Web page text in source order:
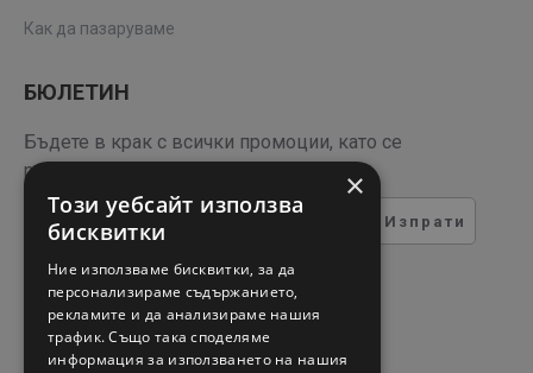
Как да пазаруваме
БЮЛЕТИН
Бъдете в крак с всички промоции, като се
регистрирате за нашия бюлетин
Изпрати
ТЕСТ ЗА СИГУРНОСТ
Въведете кода в полето
отдолу
×
Този уебсайт използва
бисквитки
Ние използваме бисквитки, за да
персонализираме съдържанието,
рекламите и да анализираме нашия
трафик. Също така споделяме
информация за използването на нашия